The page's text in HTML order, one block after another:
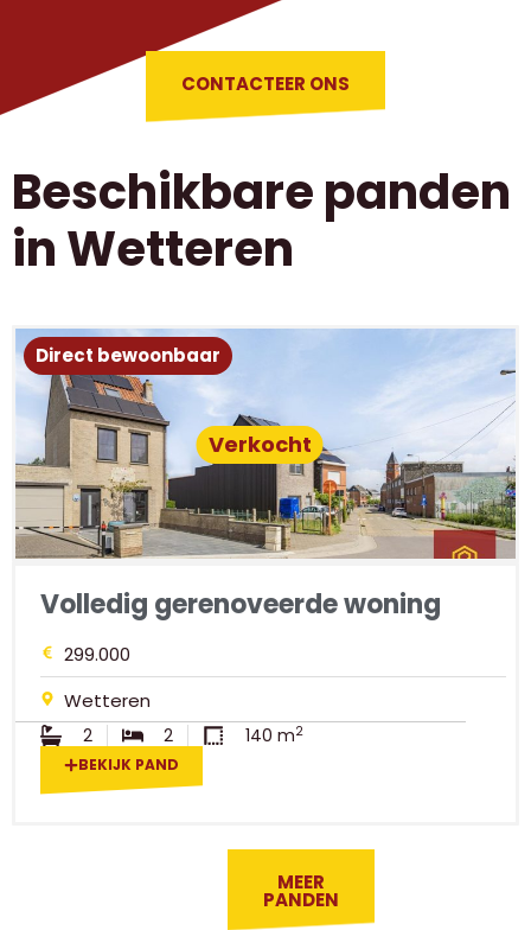
CONTACTEER ONS
Beschikbare panden
in Wetteren
Direct bewoonbaar
Verkocht
Volledig gerenoveerde woning
299.000
Wetteren
2 2 140 m2
BEKIJK PAND
MEER
PANDEN